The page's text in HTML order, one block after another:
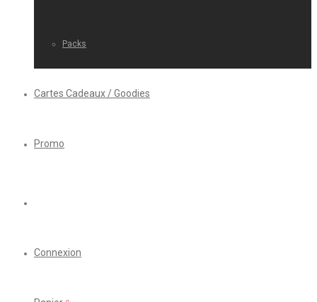
Packs
Cartes Cadeaux / Goodies
Promo
Connexion